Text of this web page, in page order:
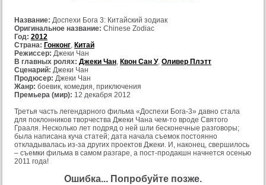
Название: Доспехи Бога 3: Китайский зодиак
Оригинальное название: Chinese Zodiac
Год: 2012
Страна: Гонконг, Китай
Режиссер: Джеки Чан
В главных ролях: Джеки Чан, Квон Сан У, Оливер Плэтт
Сценарий: Джеки Чан
Продюсер: Джеки Чан
Жанр: боевик, комедия, приключения
Премьера (мир): 12 декабря 2012
Третья часть легендарного фильма «Доспехи Бога-3» давно стала
для поклонников творчества Джеки Чана чем-то вроде Святого
Грааля. Несколько лет подряд о ней шли бесконечные разговоры;
была написана куча статей; дата начала съемок постоянно
откладывалась из-за других проектов Джеки. И, наконец, свершилось
– cъемки фильма в самом разгаре, а пост-продакшн начнется осенью
2011 года!
Ошибка... Попробуйте позже.